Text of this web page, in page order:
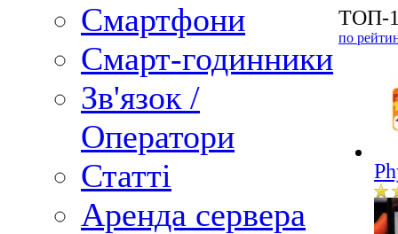
Смартфони
Смарт-годинники
Зв'язок /
Оператори
Статті
Аренда сервера
ТОП-
по